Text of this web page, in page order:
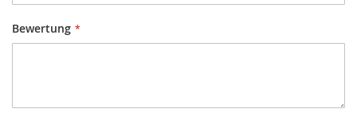
Bewertung